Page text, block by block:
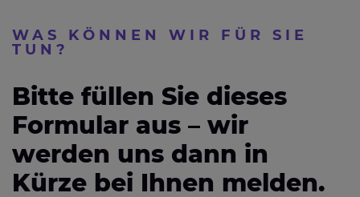
WAS KÖNNEN WIR FÜR SIE
TUN?
Bitte füllen Sie dieses
Formular aus – wir
werden uns dann in
Kürze bei Ihnen melden.